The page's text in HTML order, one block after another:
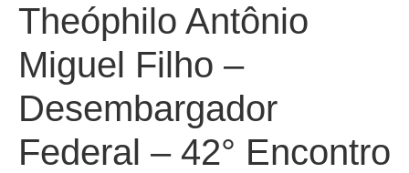
Theóphilo Antônio
Miguel Filho –
Desembargador
Federal – 42° Encontro